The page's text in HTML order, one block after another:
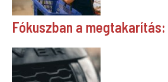
Fókuszban a